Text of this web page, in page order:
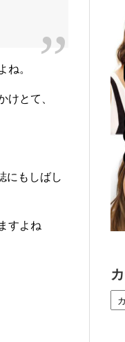
ね。
けとて、
にもしばし
すよね